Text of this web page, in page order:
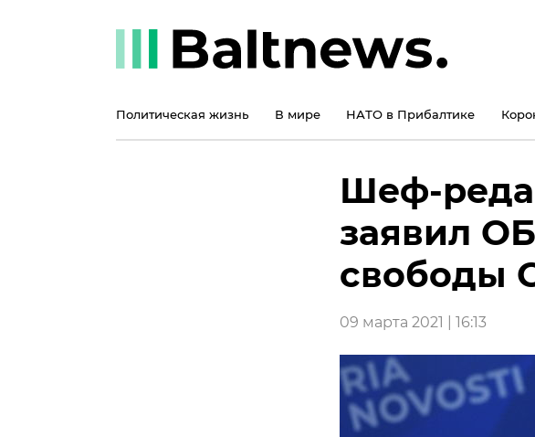
Политическая жизнь В мире НАТО в Прибалтике
Шеф-
заявил
свободы
09 марта 2021 | 16:13